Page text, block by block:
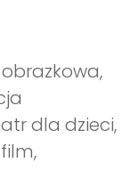
dla dzieci,